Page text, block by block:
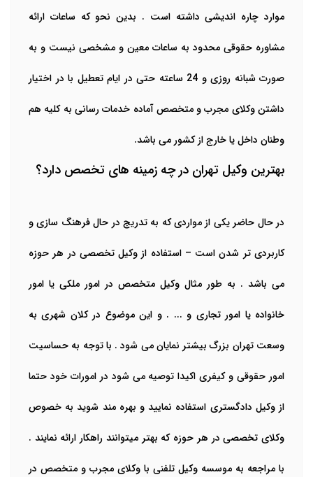
موارد چاره اندیشی داشته است . بدین نحو که ساعات ارائه
مشاوره حقوقی محدود به ساعات معین و مشخصی نیست و به
صورت شبانه روزی و 24 ساعته حتی در ایام تعطیل با در اختیار
داشتن وکلای مجرب و متخصص آماده خدمات رسانی به کلیه هم
وطنان داخل یا خارج از کشور می باشد.
بهترین وکیل تهران در چه زمینه های تخصص دارد؟
در حال حاضر یکی از مواردی که به تدریج در حال فرهنگ سازی و
کاربردی تر شدن است – استفاده از وکیل تخصصی در هر حوزه
می باشد . به طور مثال وکیل متخصص در امور ملکی یا امور
خانواده یا امور تجاری و ... . و این موضوع در کلان شهری به
وسعت تهران بزرگ بیشتر نمایان می شود . با توجه به حساسیت
امور حقوقی و کیفری اکیدا توصیه می شود در امورات خود حتما
از وکیل دادگستری استفاده نمایید و بهره مند شوید به خصوص
وکلای تخصصی در هر حوزه که بهتر میتوانند راهکار ارائه نمایند .
با مراجعه به موسسه وکیل تلفنی با وکلای مجرب و متخصص در